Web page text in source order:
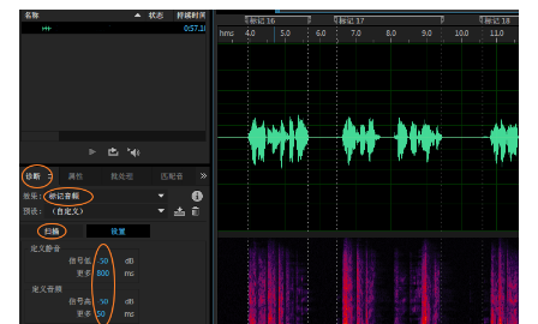
语文课识字的特点
如何看待儿童识字应该“只认
小学识字方法有哪些？
怎么教孩子识字
给自家孩子DIY识字材料：字
卡（附成品）
有道词典笔2.0之童书实测
是不是孩子可以不上幼儿园
怎么跟孩子解释生命的意义
如何说孩子才会听
当初创制拼音的时候为什么不
用v而用ü？（汉语拼音方案的
汉语拼音为什么叫汉语拼音，
而不叫汉语注音或汉语音标？
宋体字是否是最长时间适合阅
读的字体？
更有收获
语言学习游戏整理(草稿)
书论：宋·米芾《海岳名言》
书论：宋高宗赵构《翰墨志》
书论：明·李淳《大字结构八
十四法》
书论：元·陈绎曾《翰林要
Pyo学习笔记
Pyo文档（一）
Pyo文档（二）实例
怎么用AI辅助做一本安徒生童
我用AI辅助图书编校的几个例
子
Actions批处理
Camera镜头
Phaser3场景一览
Phaser3游戏对象一览
Typst学习笔记
LuaTeX-LMTX-CLD学习笔记
ConTeXt学习笔记
latex-CTEX学习笔记